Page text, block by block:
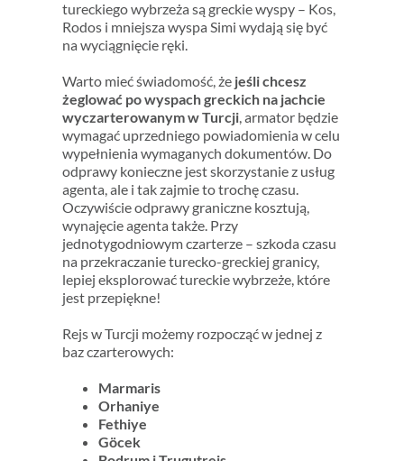
tureckiego wybrzeża są greckie wyspy – Kos,
Rodos i mniejsza wyspa Simi wydają się być
na wyciągnięcie ręki.
Warto mieć świadomość, że jeśli chcesz
żeglować po wyspach greckich na jachcie
wyczarterowanym w Turcji, armator będzie
wymagać uprzedniego powiadomienia w celu
wypełnienia wymaganych dokumentów. Do
odprawy konieczne jest skorzystanie z usług
agenta, ale i tak zajmie to trochę czasu.
Oczywiście odprawy graniczne kosztują,
wynajęcie agenta także. Przy
jednotygodniowym czarterze – szkoda czasu
na przekraczanie turecko-greckiej granicy,
lepiej eksplorować tureckie wybrzeże, które
jest przepiękne!
Rejs w Turcji możemy rozpocząć w jednej z
baz czarterowych:
Marmaris
Orhaniye
Fethiye
Göcek